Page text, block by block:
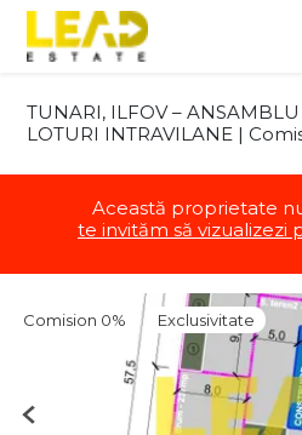
TUNARI, ILFOV –
LOTURI INTRAVILANE |
Această proprietate
te invităm să vizualizezi
Comision 0% Exclusivitate
Previous